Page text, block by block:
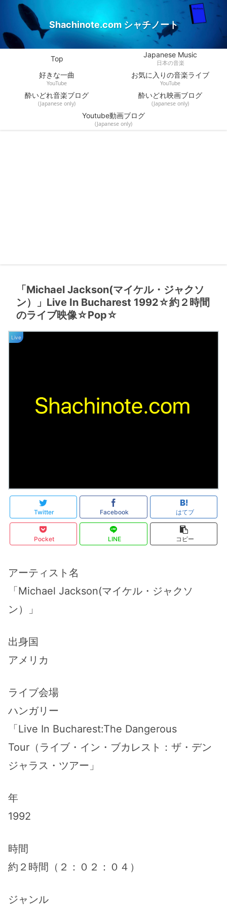
Shachinote.com シャチノート
Top Japanese Music
日本の音楽
好きな一曲
YouTube
お気に入りの音楽ライブ
YouTube
酔いどれ音楽ブログ
(Japanese only)
酔いどれ映画ブログ
(Japanese only)
Youtube動画ブログ
(Japanese only)
「Michael Jackson(マイケル・ジャクソ
ン）」Live In Bucharest 1992☆約２時間
のライブ映像☆Pop☆
Live
Twitter Facebook はてブ
Pocket LINE コピー
アーティスト名
「Michael Jackson(マイケル・ジャクソ
ン）」
出身国
アメリカ
ライブ会場
ハンガリー
「Live In Bucharest:The Dangerous
Tour（ライブ・イン・ブカレスト：ザ・デン
ジャラス・ツアー」
年
1992
時間
約２時間（２：０２：０４）
ジャンル